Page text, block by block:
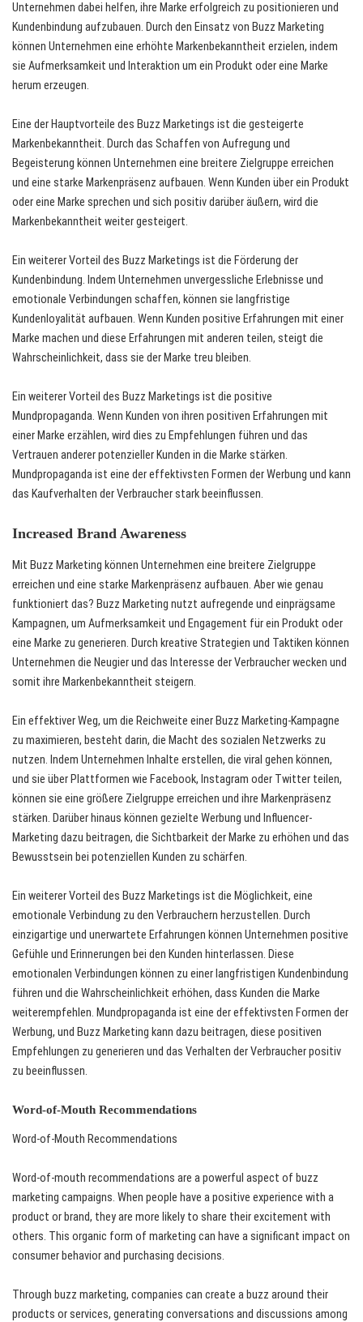
Unternehmen dabei helfen, ihre Marke erfolgreich zu positionieren und
Kundenbindung aufzubauen. Durch den Einsatz von Buzz Marketing
können Unternehmen eine erhöhte Markenbekanntheit erzielen, indem
sie Aufmerksamkeit und Interaktion um ein Produkt oder eine Marke
herum erzeugen.
Eine der Hauptvorteile des Buzz Marketings ist die gesteigerte
Markenbekanntheit. Durch das Schaffen von Aufregung und
Begeisterung können Unternehmen eine breitere Zielgruppe erreichen
und eine starke Markenpräsenz aufbauen. Wenn Kunden über ein Produkt
oder eine Marke sprechen und sich positiv darüber äußern, wird die
Markenbekanntheit weiter gesteigert.
Ein weiterer Vorteil des Buzz Marketings ist die Förderung der
Kundenbindung. Indem Unternehmen unvergessliche Erlebnisse und
emotionale Verbindungen schaffen, können sie langfristige
Kundenloyalität aufbauen. Wenn Kunden positive Erfahrungen mit einer
Marke machen und diese Erfahrungen mit anderen teilen, steigt die
Wahrscheinlichkeit, dass sie der Marke treu bleiben.
Ein weiterer Vorteil des Buzz Marketings ist die positive
Mundpropaganda. Wenn Kunden von ihren positiven Erfahrungen mit
einer Marke erzählen, wird dies zu Empfehlungen führen und das
Vertrauen anderer potenzieller Kunden in die Marke stärken.
Mundpropaganda ist eine der effektivsten Formen der Werbung und kann
das Kaufverhalten der Verbraucher stark beeinflussen.
Increased Brand Awareness
Mit Buzz Marketing können Unternehmen eine breitere Zielgruppe
erreichen und eine starke Markenpräsenz aufbauen. Aber wie genau
funktioniert das? Buzz Marketing nutzt aufregende und einprägsame
Kampagnen, um Aufmerksamkeit und Engagement für ein Produkt oder
eine Marke zu generieren. Durch kreative Strategien und Taktiken können
Unternehmen die Neugier und das Interesse der Verbraucher wecken und
somit ihre Markenbekanntheit steigern.
Ein effektiver Weg, um die Reichweite einer Buzz Marketing-Kampagne
zu maximieren, besteht darin, die Macht des sozialen Netzwerks zu
nutzen. Indem Unternehmen Inhalte erstellen, die viral gehen können,
und sie über Plattformen wie Facebook, Instagram oder Twitter teilen,
können sie eine größere Zielgruppe erreichen und ihre Markenpräsenz
stärken. Darüber hinaus können gezielte Werbung und Influencer-
Marketing dazu beitragen, die Sichtbarkeit der Marke zu erhöhen und das
Bewusstsein bei potenziellen Kunden zu schärfen.
Ein weiterer Vorteil des Buzz Marketings ist die Möglichkeit, eine
emotionale Verbindung zu den Verbrauchern herzustellen. Durch
einzigartige und unerwartete Erfahrungen können Unternehmen positive
Gefühle und Erinnerungen bei den Kunden hinterlassen. Diese
emotionalen Verbindungen können zu einer langfristigen Kundenbindung
führen und die Wahrscheinlichkeit erhöhen, dass Kunden die Marke
weiterempfehlen. Mundpropaganda ist eine der effektivsten Formen der
Werbung, und Buzz Marketing kann dazu beitragen, diese positiven
Empfehlungen zu generieren und das Verhalten der Verbraucher positiv
zu beeinflussen.
Word-of-Mouth Recommendations
Word-of-Mouth Recommendations
Word-of-mouth recommendations are a powerful aspect of buzz
marketing campaigns. When people have a positive experience with a
product or brand, they are more likely to share their excitement with
others. This organic form of marketing can have a significant impact on
consumer behavior and purchasing decisions.
Through buzz marketing, companies can create a buzz around their
products or services, generating conversations and discussions among